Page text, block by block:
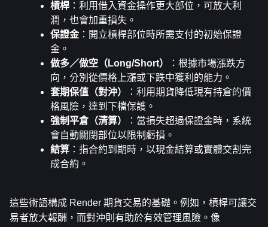
槓桿 ：利用借入資金操作更大部位，可放大利
潤，也會加重損失。
保證金：開立槓桿部位時所需支付的初始保證
金。
做多／做空（Long/Short）
：根據市場漲跌方
向，分別從價格上漲或下跌中獲利的能力。
套期保值（對沖）
：利用期貨降低現有持倉的價
格風險，達到下檔保護。
強制平倉（清算）
：當損失超過保證金時，系統
會自動關閉部位以限制虧損。
結算 ：指合約到期時，以現金結算或實體交割完
成合約。
這些術語構成 Render 期貨交易的基礎。例如，槓桿可讓交
易者放大報酬，而對沖則有助於有效管理風險。像